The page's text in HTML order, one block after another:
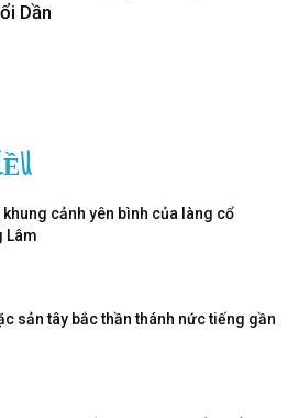
Dần
khung cảnh yên bình của làng cổ
Lâm
sản tây bắc thần thánh nức tiếng gần